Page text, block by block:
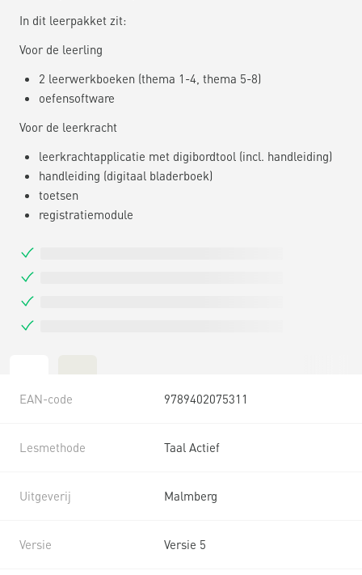
In dit leerpakket zit:
Voor de leerling
2 leerwerkboeken (thema 1-4, thema 5-8)
oefensoftware
Voor de leerkracht
leerkrachtapplicatie met digibordtool (incl. handleiding)
handleiding (digitaal bladerboek)
toetsen
registratiemodule
EAN-code 9789402075311
Lesmethode Taal Actief
Uitgeverij Malmberg
Versie Versie 5